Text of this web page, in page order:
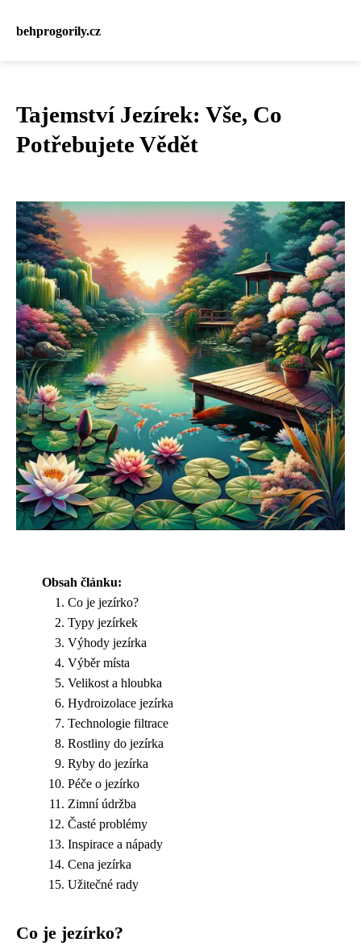
behprogorily.cz
Tajemství Jezírek: Vše, Co
Potřebujete Vědět
Obsah článku:
Co je jezírko?
Typy jezírkek
Výhody jezírka
Výběr místa
Velikost a hloubka
Hydroizolace jezírka
Technologie filtrace
Rostliny do jezírka
Ryby do jezírka
Péče o jezírko
Zimní údržba
Časté problémy
Inspirace a nápady
Cena jezírka
Užitečné rady
Co je jezírko?